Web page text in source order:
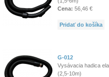
Cena: 56,46 €
Pridať do košíka
G-012
Vysávacia hadica
(2,5-10m)